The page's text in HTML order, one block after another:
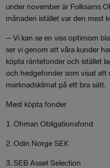
under november är Folksams
månaden istället var den mest
– Vi kan se en viss optimism
ser vi genom att våra kunder
köpta räntefonder och istället
och hedgefonder som visat att
marknadsklimat på ett bra sätt.
Mest köpta fonder
1. Öhman Obligationsfond
2. Odin Norge SEK
3. SEB Asset Selection